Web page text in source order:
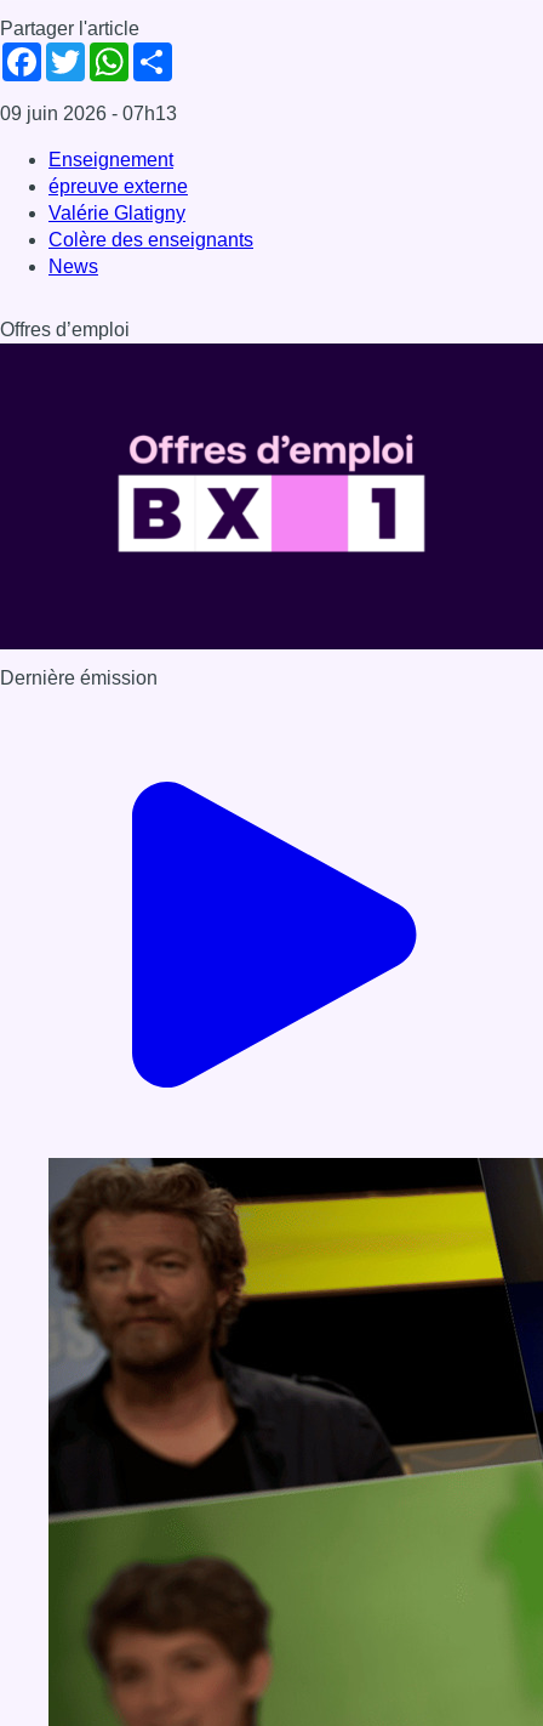
Partager l'article
Facebook
TwitterWhatsApp
09 juin 2026 - 07h13
Enseignement
épreuve externe
Valérie Glatigny
Colère des enseignants
News
Offres d’emploi
Dernière émission